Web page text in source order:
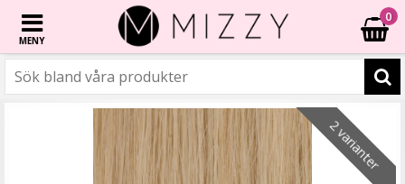
MENY
0
6 varianter
2 varianter